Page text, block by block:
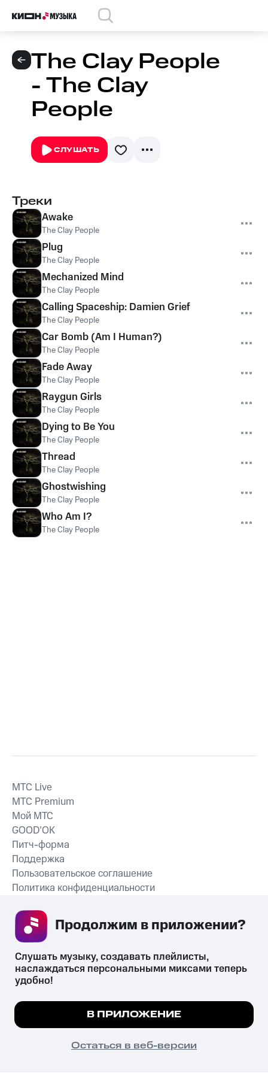
The Clay People
- The Clay
People
СЛУШАТЬ
Треки
Awake
The Clay People
Plug
The Clay People
Mechanized Mind
The Clay People
Calling Spaceship: Damien Grief
The Clay People
Car Bomb (Am I Human?)
The Clay People
Fade Away
The Clay People
Raygun Girls
The Clay People
Dying to Be You
The Clay People
Thread
The Clay People
Ghostwishing
The Clay People
Who Am I?
The Clay People
СКАЧАТЬ ПРИЛОЖЕНИЕ
MTС Live
MTС Premium
Мой МТС
GOOD’OK
Питч-форма
Поддержка
Пользовательское соглашение
Политика конфиденциальности
психотропных веществ, их аналогов причиняет вред здоровью,
их незаконный оборот запрещён и влечёт установленную
законодательством ответственность.
© 2026 ООО «КИОН».
Все права защищены
Мы используем куки, чтобы на сайте все
Подробнее
ПОНЯТНО
Слушать музыку, создавать плейлисты,
наслаждаться персональными миксами теперь
удобно!
В ПРИЛОЖЕНИЕ
Остаться в веб-версии